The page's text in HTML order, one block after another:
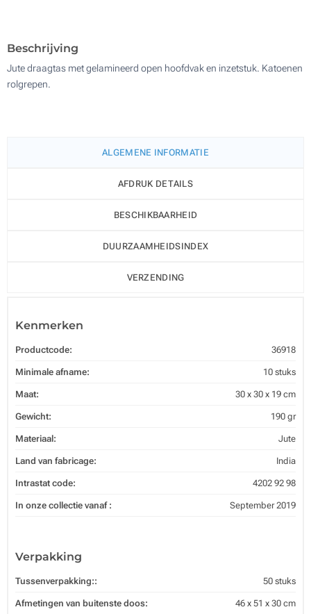
Beschrijving
Jute draagtas met gelamineerd open hoofdvak en inzetstuk. Katoenen
rolgrepen.
ALGEMENE INFORMATIE
AFDRUK DETAILS
BESCHIKBAARHEID
DUURZAAMHEIDSINDEX
VERZENDING
Kenmerken
Productcode: 36918
Minimale afname: 10 stuks
Maat: 30 x 30 x 19 cm
Gewicht: 190 gr
Materiaal: Jute
Land van fabricage: India
Intrastat code: 4202 92 98
In onze collectie vanaf : September 2019
Verpakking
Tussenverpakking:: 50 stuks
Afmetingen van buitenste doos: 46 x 51 x 30 cm